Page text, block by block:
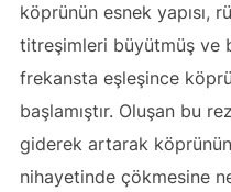
köprünün esnek yapısı,
titreşimleri büyütmüş ve
frekansta eşleşince
başlamıştır. Oluşan bu
giderek artarak köprünün
nihayetinde çökmesine